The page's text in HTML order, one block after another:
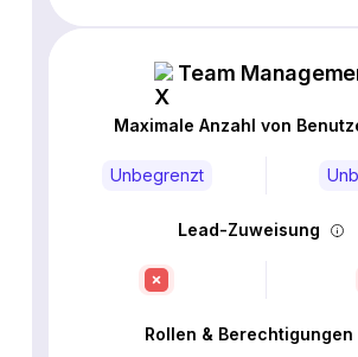
Team
Maximale Anzahl von
Unbegrenzt
Lead-Zuweisung
Rollen & Berechtigungen